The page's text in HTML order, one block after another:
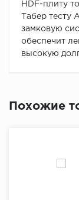
HDF-плиту
Табер тесту
замковую
обеспечит
высокую
Похожие